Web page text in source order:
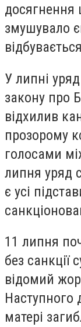
досягнення
змушувало
У липні
закону про
відхилив
прозорому
голосами
липня уряд
є усі
11 липня
без санкції
відомий
Наступного
матері